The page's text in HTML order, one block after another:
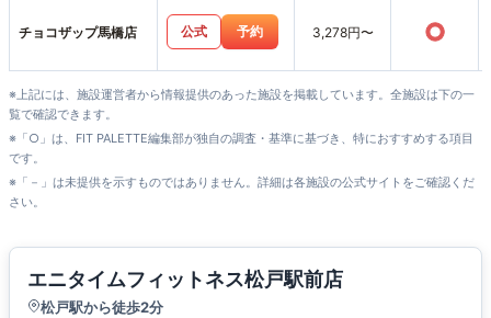
チョコザップ馬橋店 公式 予約 3,278円〜 ○
※上記には、施設運営者から情報提供のあった施設を掲載しています。全施設は下の一
覧で確認できます。
※「○」は、FIT PALETTE編集部が独自の調査・基準に基づき、特におすすめする項目
です。
※「－」は未提供を示すものではありません。詳細は各施設の公式サイトをご確認くだ
さい。
エニタイムフィットネス松戸駅前店
松戸駅から徒歩2分